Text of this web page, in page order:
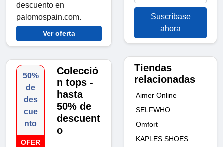
descuento en
palomospain.com.
Ver oferta
50%
de
des
cue
nto
OFER
Colecció
n tops -
hasta
50% de
descuent
o
Suscríbase
ahora
Tiendas
relacionadas
Aimer Online
SELFWHO
Omfort
KAPLES SHOES